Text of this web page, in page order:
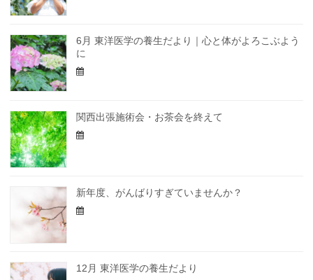
6月 東洋医学の養生だより｜心と体がよろこぶよう
に
関西出張施術会・お茶会を終えて
新年度、がんばりすぎていませんか？
12月 東洋医学の養生だより